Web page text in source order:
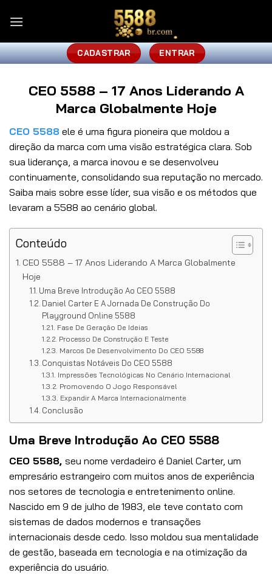
CADASTRAR ENTRAR
CEO 5588 – 17 Anos Liderando A
Marca Globalmente Hoje
CEO 5588 ele é uma figura pioneira que moldou a
direção da marca com uma visão estratégica clara. Sob
sua liderança, a marca inovou e se desenvolveu
continuamente, consolidando sua reputação no mercado.
Saiba mais sobre esse líder, sua visão e os métodos que
levaram a 5588 ao cenário global.
Conteúdo
CEO 5588 – 17 Anos Liderando A Marca Globalmente
Hoje
Uma Breve Introdução Ao CEO 5588
Daniel Carter E A Jornada De Construção Do
Playground Online 5588
Fase De Geração De Ideias
Processo De Construção E Teste
Marcos De Desenvolvimento Do CEO 5588
Conquistas Notáveis ​​Do CEO 5588
Impressões Tecnológicas No Cenário Internacional
Promovendo O Jogo Responsável
Expandir A Marca Internacionalmente
Conclusão
Uma Breve Introdução Ao CEO 5588
CEO 5588, seu nome verdadeiro é Daniel Carter, um
empresário estrangeiro com muitos anos de experiência
nos setores de tecnologia e entretenimento online.
Nascido em 9 de julho de 1983, ele teve contato com
sistemas de dados modernos e transações
internacionais desde cedo. Isso moldou sua mentalidade
de gestão, baseada em tecnologia e na otimização da
experiência do usuário.